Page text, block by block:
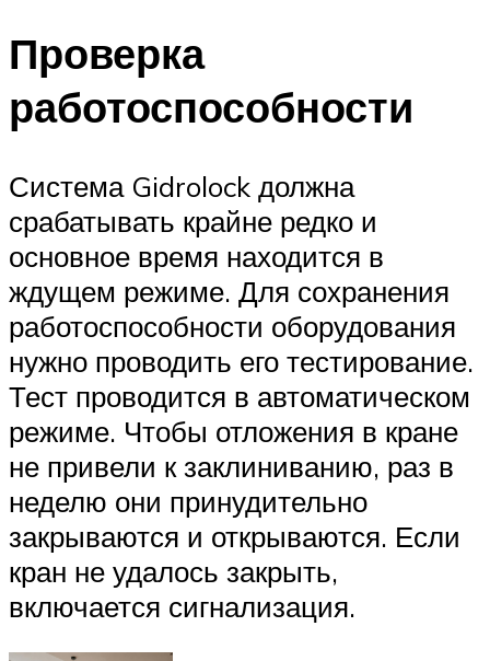
Проверка
работоспособности
Система Gidrolock должна
срабатывать крайне редко и
основное время находится в
ждущем режиме. Для сохранения
работоспособности оборудования
нужно проводить его тестирование.
Тест проводится в автоматическом
режиме. Чтобы отложения в кране
не привели к заклиниванию, раз в
неделю они принудительно
закрываются и открываются. Если
кран не удалось закрыть,
включается сигнализация.